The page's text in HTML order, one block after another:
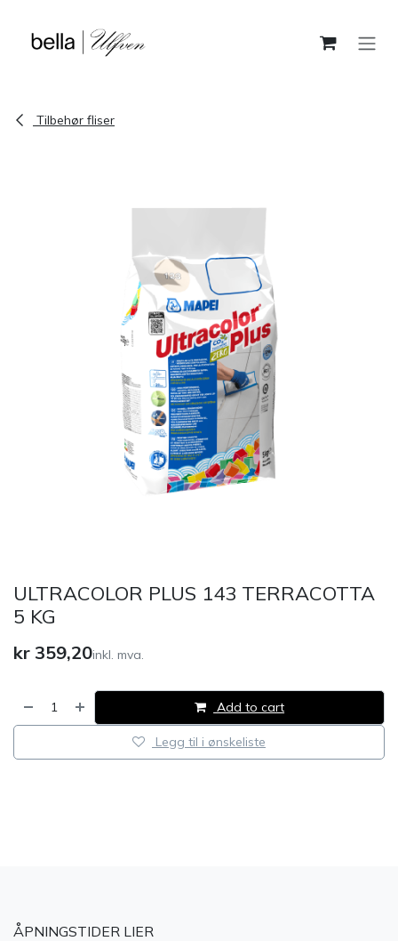
Tilbehør fliser
ULTRACOLOR PLUS 143 TERRACOTTA
5 KG
kr 359,20inkl. mva.
Add to cart
Legg til i ønskeliste
ÅPNINGSTIDER LIER